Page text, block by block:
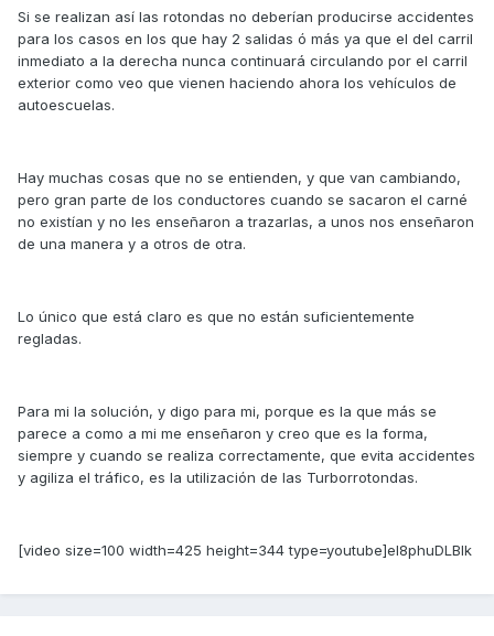
Si se realizan así las rotondas no deberían producirse accidentes
para los casos en los que hay 2 salidas ó más ya que el del carril
inmediato a la derecha nunca continuará circulando por el carril
exterior como veo que vienen haciendo ahora los vehículos de
autoescuelas.
Hay muchas cosas que no se entienden, y que van cambiando,
pero gran parte de los conductores cuando se sacaron el carné
no existían y no les enseñaron a trazarlas, a unos nos enseñaron
de una manera y a otros de otra.
Lo único que está claro es que no están suficientemente
regladas.
Para mi la solución, y digo para mi, porque es la que más se
parece a como a mi me enseñaron y creo que es la forma,
siempre y cuando se realiza correctamente, que evita accidentes
y agiliza el tráfico, es la utilización de las Turborrotondas.
[video size=100 width=425 height=344 type=youtube]el8phuDLBlk